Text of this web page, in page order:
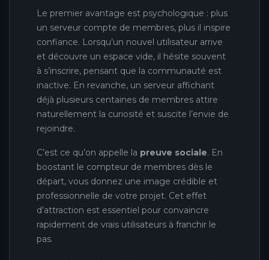
Le premier avantage est psychologique : plus
un serveur compte de membres, plus il inspire
confiance. Lorsqu’un nouvel utilisateur arrive
et découvre un espace vide, il hésite souvent
à s’inscrire, pensant que la communauté est
inactive. En revanche, un serveur affichant
déjà plusieurs centaines de membres attire
naturellement la curiosité et suscite l’envie de
rejoindre.
C’est ce qu’on appelle la preuve sociale. En
boostant le compteur de membres dès le
départ, vous donnez une image crédible et
professionnelle de votre projet. Cet effet
d’attraction est essentiel pour convaincre
rapidement de vrais utilisateurs à franchir le
pas.